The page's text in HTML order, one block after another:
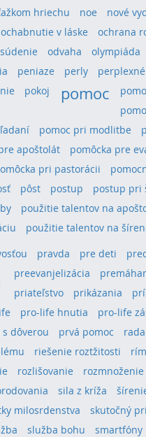
hriechu noe nové
ochabnutie v láske ochrana
odvaha olympiáda
peniaze perly perplexné
pokoj pomoc
pomoc pri modlitbe
apoštolát pomôcka pre
pri pastorácii
pôst postup postup pri
použitie talentov na
použitie talentov na
pravda pre deti
preevanjelizácia
priateľstvo
prikázania
pro-life hnutia pro-life
dôverou prvá pomoc rada
riešenie roztžitosti
rozlišovanie
sila z kríža
milosrdenstva skutočný
služba bohu smartfóny